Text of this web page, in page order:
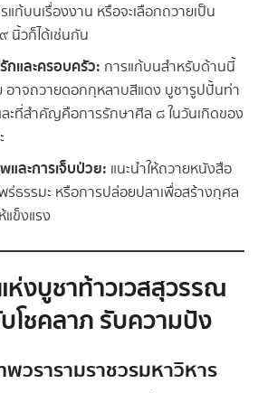
แก้บนเรื่องงาน หรือจะเลือกถวายเป็น
นิ้วก็ได้เช่นกัน
กและครอบครัว: การแก้บนสำหรับด้านนี้
อาจถวายดอกกุหลาบสีแดง บูชารูปปั้นท่า
ะที่สำคัญคือการรักษาศีล ๘ ในวันเกิดของ
และการเจ็บป่วย: แนะนำให้ถวายหนังสือ
ร่ธรรมะ หรือการปล่อยปลาเพื่อสร้างกุศล
แข็งแรง
งบูชาท้าวเวสสุวรรณ
บโชคลาภ รับความปัง
วรารามราชวรมหาวิหาร